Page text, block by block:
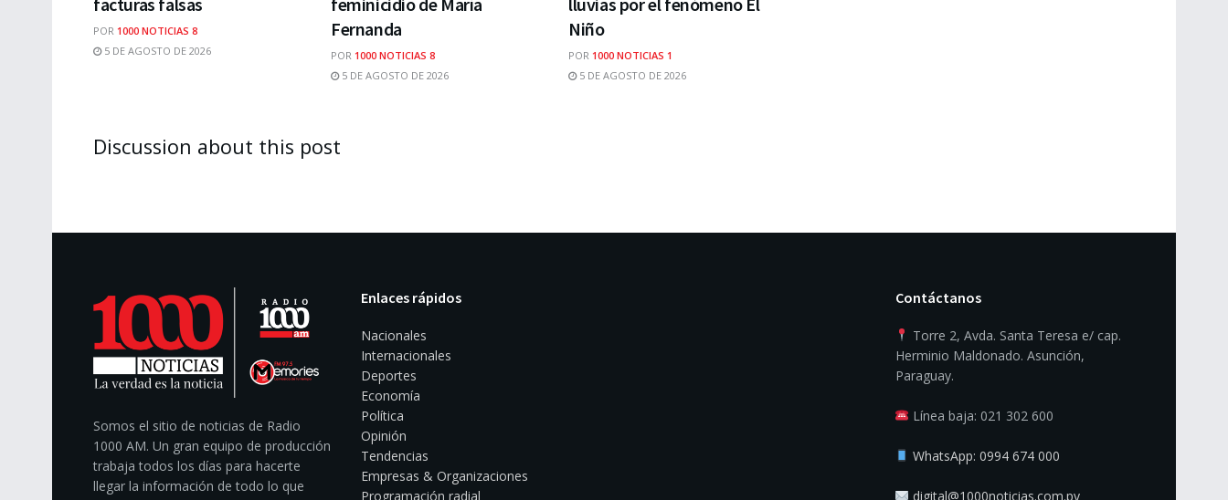
POR 1000 NOTICIAS 8
5 DE AGOSTO DE 2026
Fernanda
POR 1000 NOTICIAS 8
5 DE AGOSTO DE 2026
Niño
POR 1000 NOTICIAS 1
5 DE AGOSTO DE 2026
Discussion about this post
Somos el sitio de noticias de Radio
1000 AM. Un gran equipo de producción
trabaja todos los días para hacerte
llegar la información de todo lo que
Enlaces rápidos
Nacionales
Internacionales
Deportes
Economía
Política
Opinión
Tendencias
Empresas & Organizaciones
Programación radial
Contáctanos
Torre 2, Avda. Santa Teresa e/ cap.
Herminio Maldonado. Asunción,
Paraguay.
Línea baja: 021 302 600
WhatsApp: 0994 674 000
digital@1000noticias.com.py